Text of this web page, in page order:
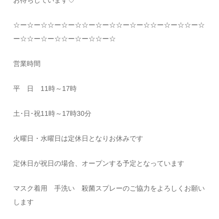
☆ー☆ー☆☆ー☆ー☆☆ー☆ー☆☆ー☆ー☆☆ー☆ー☆☆ー☆
ー☆☆ー☆ー☆☆ー☆ー☆☆ー☆
営業時間
平 日 11時～ 17時
土･日･祝11時～ 17時30分
火曜日・水曜日は定休日となりお休みです
定休日が祝日の場合、オープンする予定となっています
マスク着用 手洗い 殺菌スプレーのご協力をよろしくお願い
します